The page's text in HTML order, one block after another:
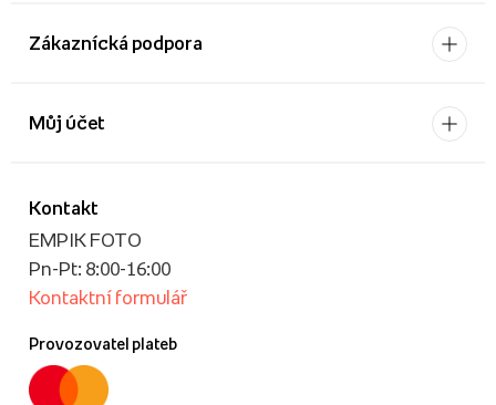
Zákaznícká podpora
Kontakt
EMPIK FOTO
Pn-Pt: 8:00-16:00
Kontaktní formulář
Provozovatel plateb
Můj účet